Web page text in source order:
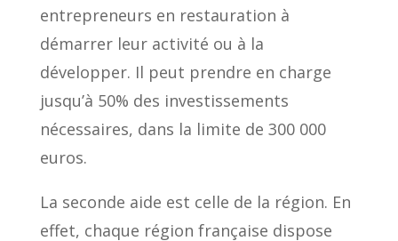
entrepreneurs en restauration à
démarrer leur activité ou à la
développer. Il peut prendre en charge
jusqu’à 50% des investissements
nécessaires, dans la limite de 300 000
euros.
La seconde aide est celle de la région. En
effet, chaque région française dispose